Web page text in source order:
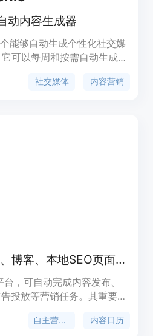
动内容生成器
能够自动生成个性化社交媒
可以每周和按需自动生成引
帖子生成器,还有AI博客生成
社交媒体 内容营销
UGO自动完成帖子、博客、本地SEO页面和广告，每月99美元起
，可自动完成内容发布、
投放等营销任务。其重要性
操作、基于品牌生成真实内
自主营销团队 内容日历